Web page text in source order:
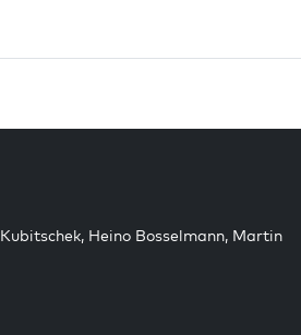
, Heino Bosselmann, Martin